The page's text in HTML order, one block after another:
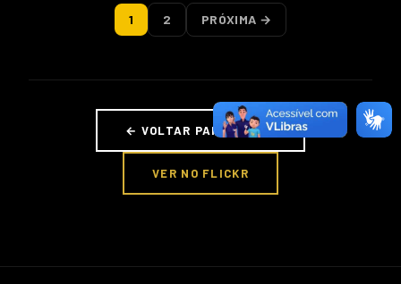
1 2 PRÓXIMA →
← VOLTAR PARA FOTOS
VER NO FLICKR